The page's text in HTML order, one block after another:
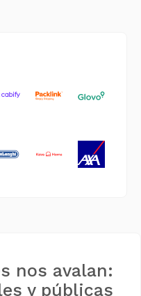
nos avalan:
y públicas